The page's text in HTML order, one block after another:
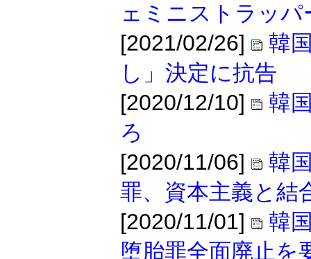
ェミニストラッパ
[2021/02/26]
韓
し」決定に抗告
[2020/12/10]
韓
ろ
[2020/11/06]
韓
罪、資本主義と結
[2020/11/01]
韓
堕胎罪全面廃止を